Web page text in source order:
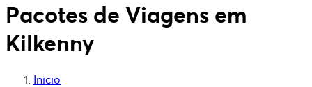
Pacotes de Viagens em
Kilkenny
Inicio